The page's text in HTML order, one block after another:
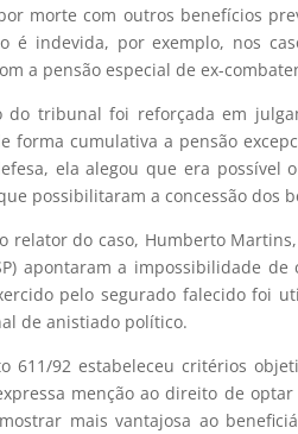
morte com outros benefícios
é indevida, por exemplo, nos
a pensão especial de ex-
do tribunal foi reforçada em
forma cumulativa a pensão
ela alegou que era possível
possibilitaram a concessão dos
relator do caso, Humberto
apontaram a impossibilidade
pelo segurado falecido foi
de anistiado político.
611/92 estabeleceu critérios
menção ao direito de
mais vantajosa ao